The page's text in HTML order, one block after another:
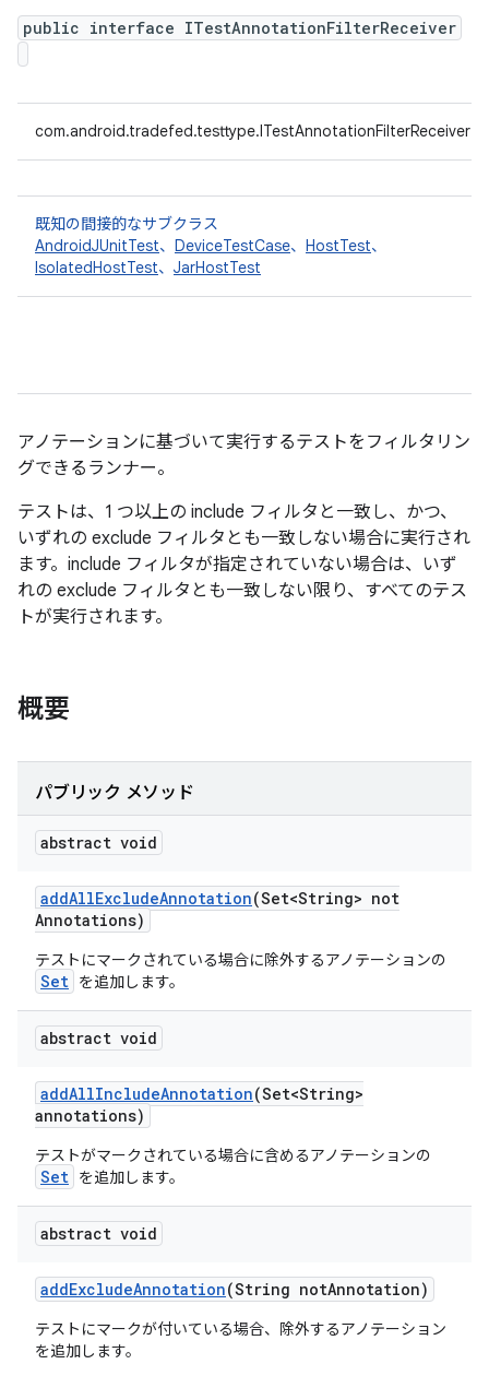
public interface ITestAnnotationFilterReceiver
com.android.tradefed.testtype.ITestAnnotationFilterReceiver
既知の間接的なサブクラス
AndroidJUnitTest、 DeviceTestCase、 HostTest、
IsolatedHostTest、 JarHostTest
アノテーションに基づいて実行するテストをフィルタリン
グできるランナー。
テストは、1 つ以上の include フィルタと一致し、かつ、
いずれの exclude フィルタとも一致しない場合に実行され
ます。include フィルタが指定されていない場合は、いず
れの exclude フィルタとも一致しない限り、すべてのテス
トが実行されます。
概要
パブリック メソッド
abstract void
addAllExcludeAnnotation(Set<String> not
Annotations)
テストにマークされている場合に除外するアノテーションの
Set を追加します。
abstract void
addAllIncludeAnnotation(Set<String>
annotations)
テストがマークされている場合に含めるアノテーションの
Set を追加します。
abstract void
addExcludeAnnotation(String notAnnotation)
テストにマークが付いている場合、除外するアノテーション
を追加します。